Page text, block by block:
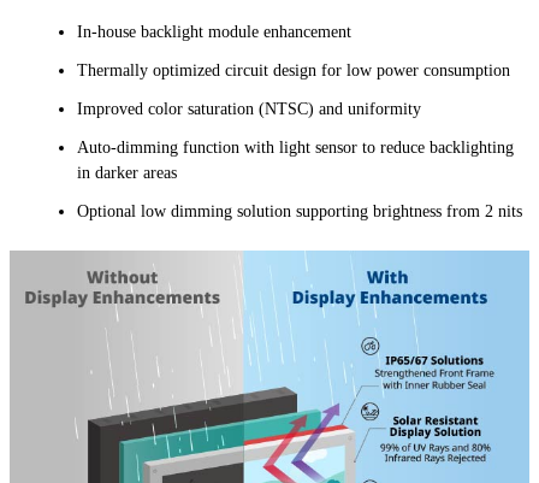
In-house backlight module enhancement
Thermally optimized circuit design for low power consumption
Improved color saturation (NTSC) and uniformity
Auto-dimming function with light sensor to reduce backlighting
in darker areas
Optional low dimming solution supporting brightness from 2 nits